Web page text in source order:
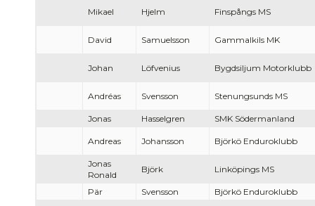
Mikael Hjelm Finspångs MS
David Samuelsson Gammalkils MK
Johan Löfvenius Bygdsiljum Motorklubb
Andréas Svensson Stenungsunds MS
Jonas Hasselgren SMK Södermanland
Andreas Johansson Björkö Enduroklubb
Jonas
Ronald
Björk Linköpings MS
Pär Svensson Björkö Enduroklubb